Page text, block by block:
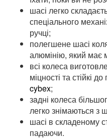
шасі легко
спеціального
ручці;
полегшене шасі
алюмінію, який має
всі колеса
міцності та стійкі
cybex;
зaдні колеса
легко знімаються з
шасі в складеному
падаючи.